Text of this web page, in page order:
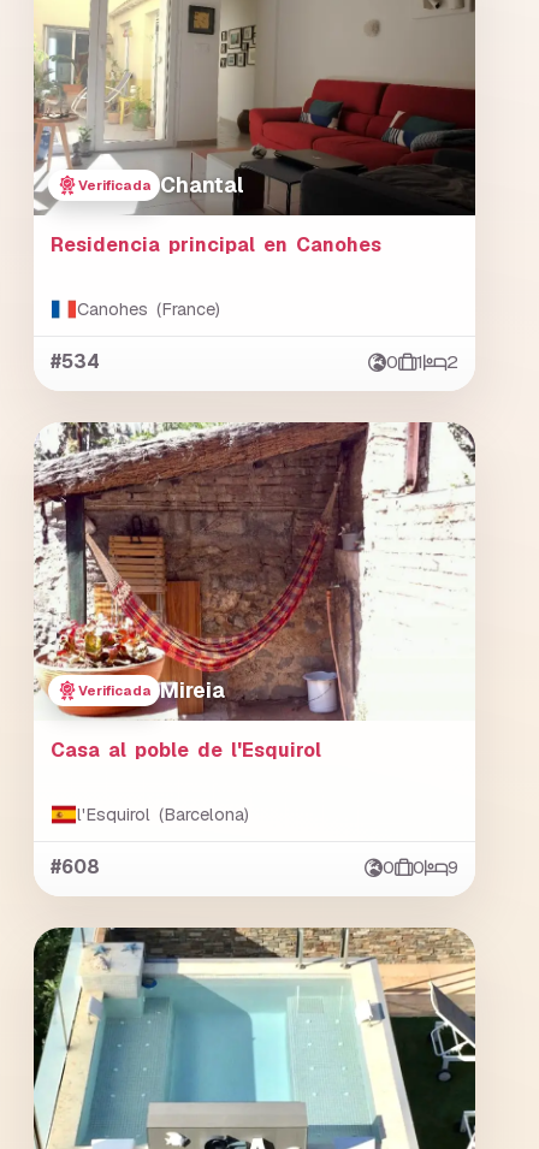
Verificada Chantal
Residencia principal en Canohes
Canohes (France)
#534 0 1 2
Verificada Mireia
Casa al poble de l'Esquirol
l'Esquirol (Barcelona)
#608 0 0 9